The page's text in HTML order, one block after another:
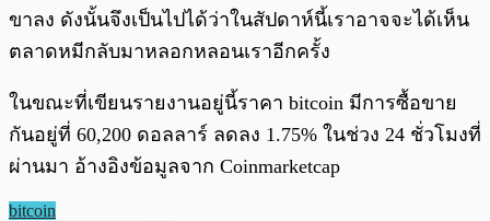
ขาลง ดังนั้นจึงเป็นไปได้ว่าในสัปดาห์นี้เราอาจจะได้เห็น
ตลาดหมีกลับมาหลอกหลอนเราอีกครั้ง
ในขณะที่เขียนรายงานอยู่นี้ราคา bitcoin มีการซื้อขาย
กันอยู่ที่ 60,200 ดอลลาร์ ลดลง 1.75% ในช่วง 24 ชั่วโมงที่
ผ่านมา อ้างอิงข้อมูลจาก Coinmarketcap
bitcoin